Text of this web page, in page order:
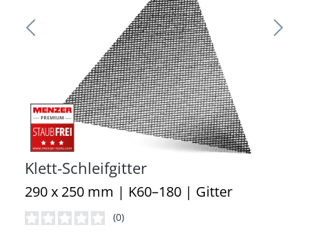
Klett-Schleifgitter
290 x 250 mm | K60–180 | Gitter
(0)